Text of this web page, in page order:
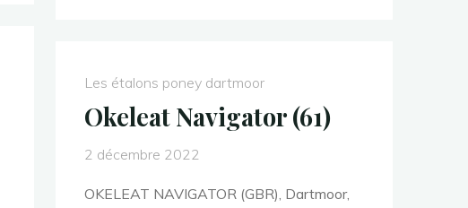
Les étalons poney dartmoor
Okeleat Navigator (61)
2 décembre 2022
OKELEAT NAVIGATOR (GBR), Dartmoor,